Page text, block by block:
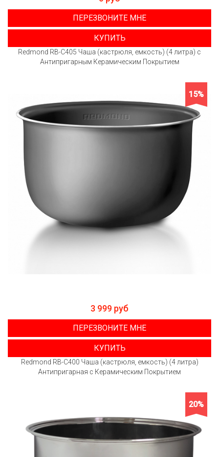
ПЕРЕЗВОНИТЕ МНЕ
КУПИТЬ
Redmond RB-C405 Чаша (кастрюля, емкость) (4 литра) с
Антипригарным Керамическим Покрытием
15%
3 999 руб
ПЕРЕЗВОНИТЕ МНЕ
КУПИТЬ
Redmond RB-C400 Чаша (кастрюля, емкость) (4 литра)
Антипригарная с Керамическим Покрытием
20%